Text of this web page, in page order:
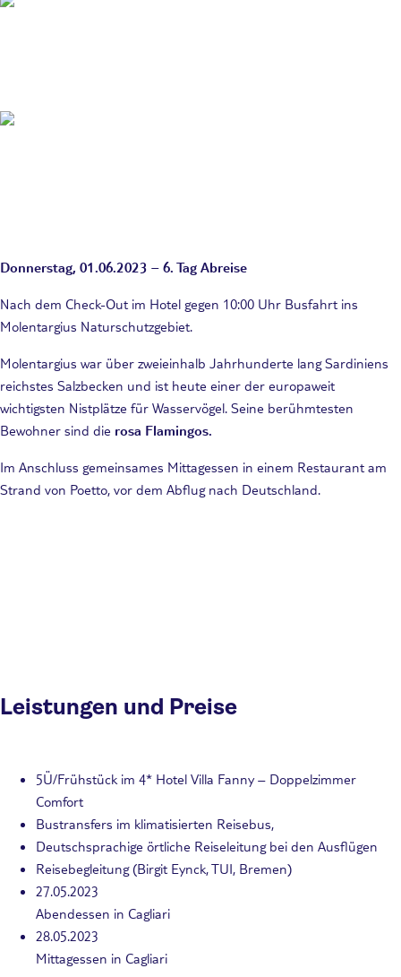
Donnerstag, 01.06.2023 – 6. Tag Abreise
Nach dem Check-Out im Hotel gegen 10:00 Uhr Busfahrt ins
Molentargius Naturschutzgebiet.
Molentargius war über zweieinhalb Jahrhunderte lang Sardiniens
reichstes Salzbecken und ist heute einer der europaweit
wichtigsten Nistplätze für Wasservögel. Seine berühmtesten
Bewohner sind die rosa Flamingos.
Im Anschluss gemeinsames Mittagessen in einem Restaurant am
Strand von Poetto, vor dem Abflug nach Deutschland.
Leistungen und Preise
5Ü/Frühstück im 4* Hotel Villa Fanny – Doppelzimmer
Comfort
Bustransfers im klimatisierten Reisebus,
Deutschsprachige örtliche Reiseleitung bei den Ausflügen
Reisebegleitung (Birgit Eynck, TUI, Bremen)
27.05.2023
Abendessen in Cagliari
28.05.2023
Mittagessen in Cagliari